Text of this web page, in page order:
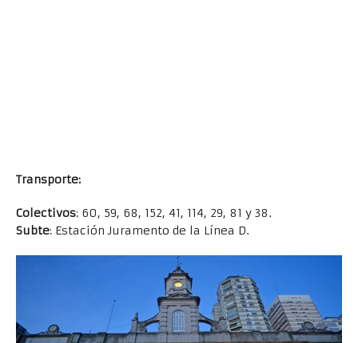
Transporte:
Colectivos: 60, 59, 68, 152, 41, 114, 29, 81 y 38.
Subte: Estación Juramento de la Línea D.